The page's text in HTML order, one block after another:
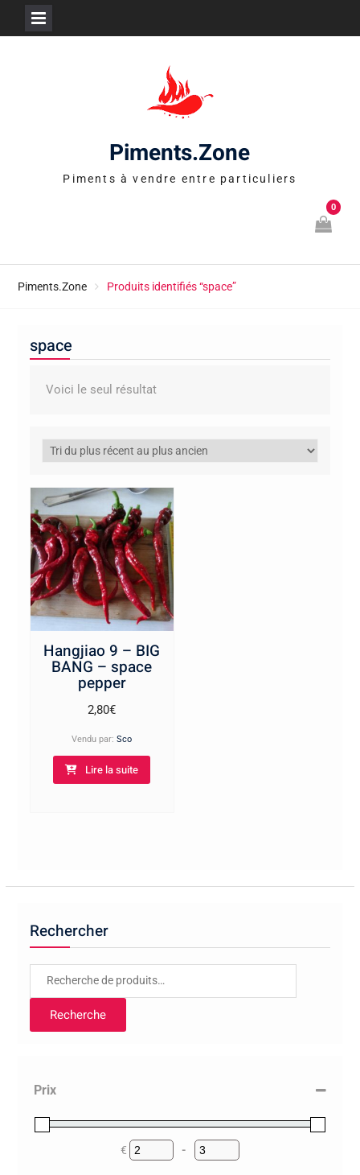
Piments.Zone
Piments à vendre entre particuliers
0
Piments.Zone Produits identifiés “space”
space
Voici le seul résultat
Hangjiao 9 – BIG
BANG – space
pepper
2,80€
Vendu par:Sco
Lire la suite
Rechercher
Recherche
Recherche
Prix
€
Minimum Price
-
Maximum Price